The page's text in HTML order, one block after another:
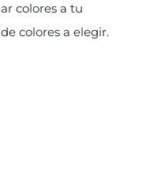
colores a tu
colores a elegir.